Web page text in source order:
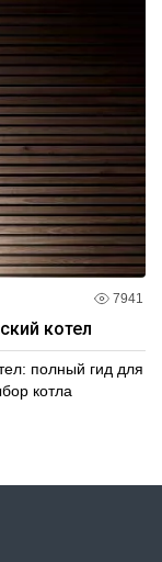
7941
котел
полный гид для
котла